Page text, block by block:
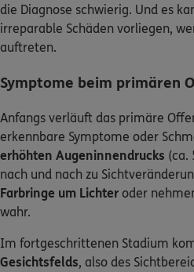
die Diagnose schwierig. Und es
irreparable Schäden vorliegen,
auftreten.
Symptome beim primären
Anfangs verläuft das primäre
erkennbare Symptome oder
erhöhten Augeninnendrucks (ca.
nach und nach zu
Farbringe um Lichter oder
wahr.
Im fortgeschrittenen Stadium
Gesichtsfelds, also des